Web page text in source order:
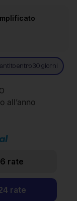
entro 30 giorni
all’anno
6 rate
rate